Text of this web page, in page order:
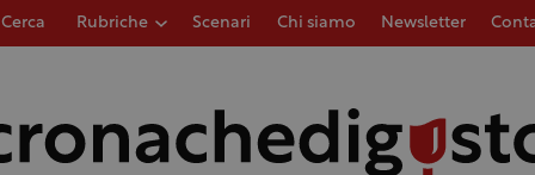
Cerca Rubriche Scenari Chi siamo Newsletter